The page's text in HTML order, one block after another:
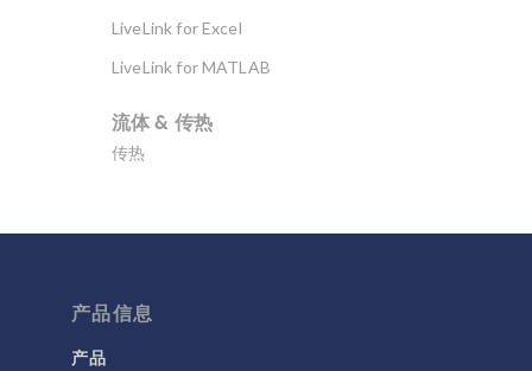
LiveLink for Excel
LiveLink for MATLAB
流体 & 传热
传热
多孔介质流动
流体流动颗粒跟踪
产品信息
产品